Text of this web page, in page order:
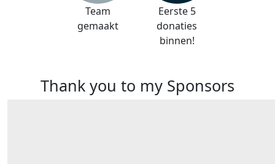
Team
gemaakt
Eerste 5
donaties
binnen!
Thank you to my Sponsors